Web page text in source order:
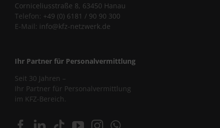
Corniceliusstraße 8, 63450 Hanau
Telefon: +49 (0) 6181 / 90 90 300
E-Mail: info@kfz-netzwerk.de
Ihr Partner für Personalvermittlung
Seit 30 Jahren –
Ihr Partner für Personalvermittlung
im KFZ-Bereich.